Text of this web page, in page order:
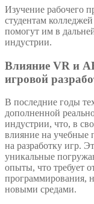
Изучение рабочего
студентам
помогут им в
индустрии.
Влияние VR и
игровой
В последние годы
дополненной
индустрии, что, в
влияние на учебные
на разработку игр.
уникальные
опыты, что требует
программирования,
новыми средами.